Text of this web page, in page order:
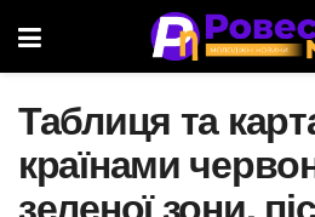
Таблиця та
країнами